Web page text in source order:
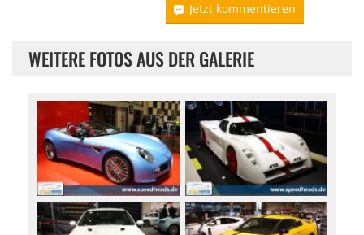
Jetzt kommentieren
WEITERE FOTOS AUS DER GALERIE